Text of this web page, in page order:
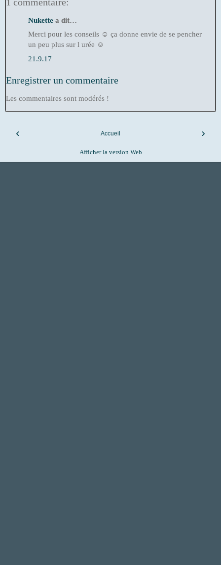
1 commentaire:
Nukette a dit…
Merci pour les conseils ☺ ça donne envie de se pencher
un peu plus sur l urée ☺
21.9.17
Enregistrer un commentaire
Les commentaires sont modérés !
‹ ›
Accueil
Afficher la version Web